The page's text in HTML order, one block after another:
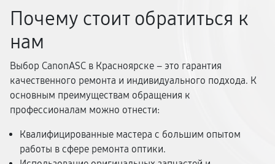
Почему стоит обратиться к
нам
Выбор CanonASC в Красноярске – это гарантия
качественного ремонта и индивидуального подхода. К
основным преимуществам обращения к
профессионалам можно отнести:
Квалифицированные мастера с большим опытом
работы в сфере ремонта оптики.